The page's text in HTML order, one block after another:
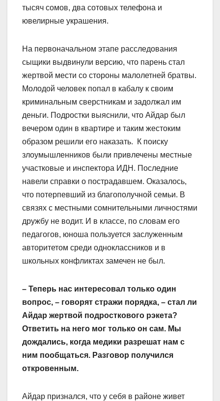
тысяч сомов, два сотовых телефона и
ювелирные украшения.
На первоначальном этапе расследования
сыщики выдвинули версию, что парень стал
жертвой мести со стороны малолетней братвы.
Молодой человек попал в кабалу к своим
криминальным сверст­никам и задолжал им
деньги. Подростки выяснили, что Айдар был
вечером один в квартире и таким жестоким
образом решили его наказать. К поиску
злоумышленников были привлечены местные
участковые и инспектора ИДН. Последние
навели справки о пострадавшем. Оказалось,
что потерпевший из благополучной семьи. В
связях с местными сомнительными личностями
дружбу не водит. И в классе, по словам его
педагогов, юноша пользуется заслуженным
авторитетом среди одноклассников и в
школьных конфликтах замечен не был.
– Теперь нас интересовал только один
вопрос, – говорят стражи порядка, – стал ли
Айдар жертвой подросткового рэкета?
Ответить на него мог только он сам. Мы
дождались, когда медики разрешат нам с
ним пообщаться. Разговор получился
откровенным.
Айдар признался, что у себя в районе живет